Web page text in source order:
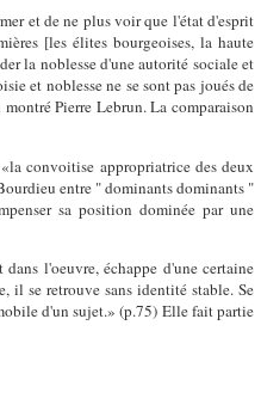
et de ne plus voir que l'état d'esprit
[les élites bourgeoises, la haute
la noblesse d'une autorité sociale et
et noblesse ne se sont pas joués de
Pierre Lebrun. La comparaison
convoitise appropriatrice des deux
entre " dominants dominants "
sa position dominée par une
l'oeuvre, échappe d'une certaine
il se retrouve sans identité stable. Se
d'un sujet.» (p.75) Elle fait partie